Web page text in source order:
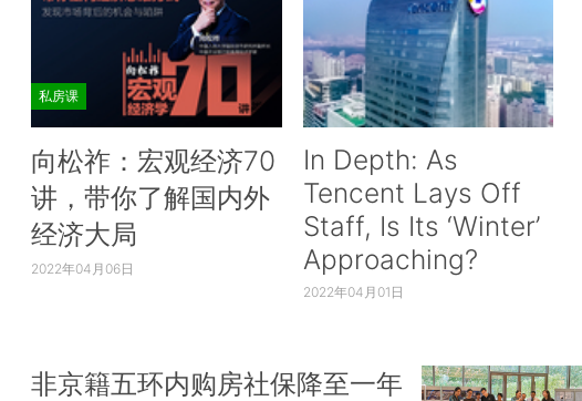
私房课
向松祚：宏观经济70
讲，带你了解国内外
经济大局
2022年04月06日
In Depth: As
Tencent Lays Off
Staff, Is Its ‘Winter’
Approaching?
2022年04月01日
非京籍五环内购房社保降至一年